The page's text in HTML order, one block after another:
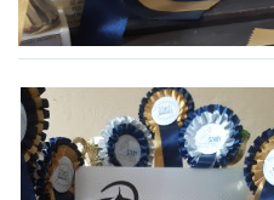
ODKAZY
NOVÝ PŘEKÁŽKOVÝ MATERIÁL
CENÍK SLUŽEB